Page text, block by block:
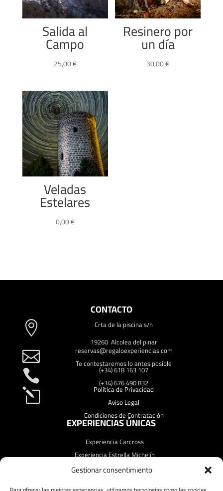
Gestionar consentimiento
Salida al
Campo
25,00€
Resinero por
un día
30,00€
Veladas
Estelares
0,00€
CONTACTO

Crta de la piscina s/n
19260 Alcolea del pinar

reservas@regaloexperiencias.com
Te contestaremos lo antes posible

(+34) 618 163 107
(+34) 676 490 832
l
Política de Privacidad
Aviso Legal
Condiciones de Contratación
EXPERIENCIAS ÚNICAS
Experiencia Carcross
Experiencia Estrella Michelín
Experiencia Fin de Semana